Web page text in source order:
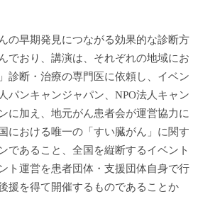
の早期発見につながる効果的な診断方
でおり、講演は、それぞれの地域にお
診断・治療の専門医に依頼し、イベン
パンキャンジャパン、NPO法人キャン
に加え、地元がん患者会が運営協力に
における唯一の「すい臓がん」に関す
であること、全国を縦断するイベント
ト運営を患者団体・支援団体自身で行
援を得て開催するものであることか